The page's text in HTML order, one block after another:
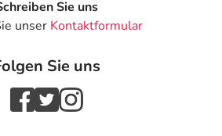
Sie uns
unser Kontaktformular
Sie uns